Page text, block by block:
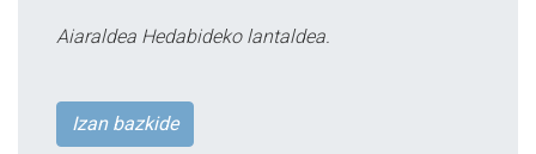
Aiaraldea Hedabideko lantaldea.
Izan bazkide